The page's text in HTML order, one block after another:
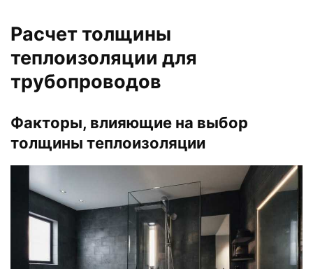
Расчет толщины
теплоизоляции для
трубопроводов
Факторы, влияющие на выбор
толщины теплоизоляции